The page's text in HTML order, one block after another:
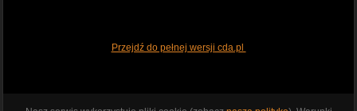
Przejdź do pełnej wersji cda.pl